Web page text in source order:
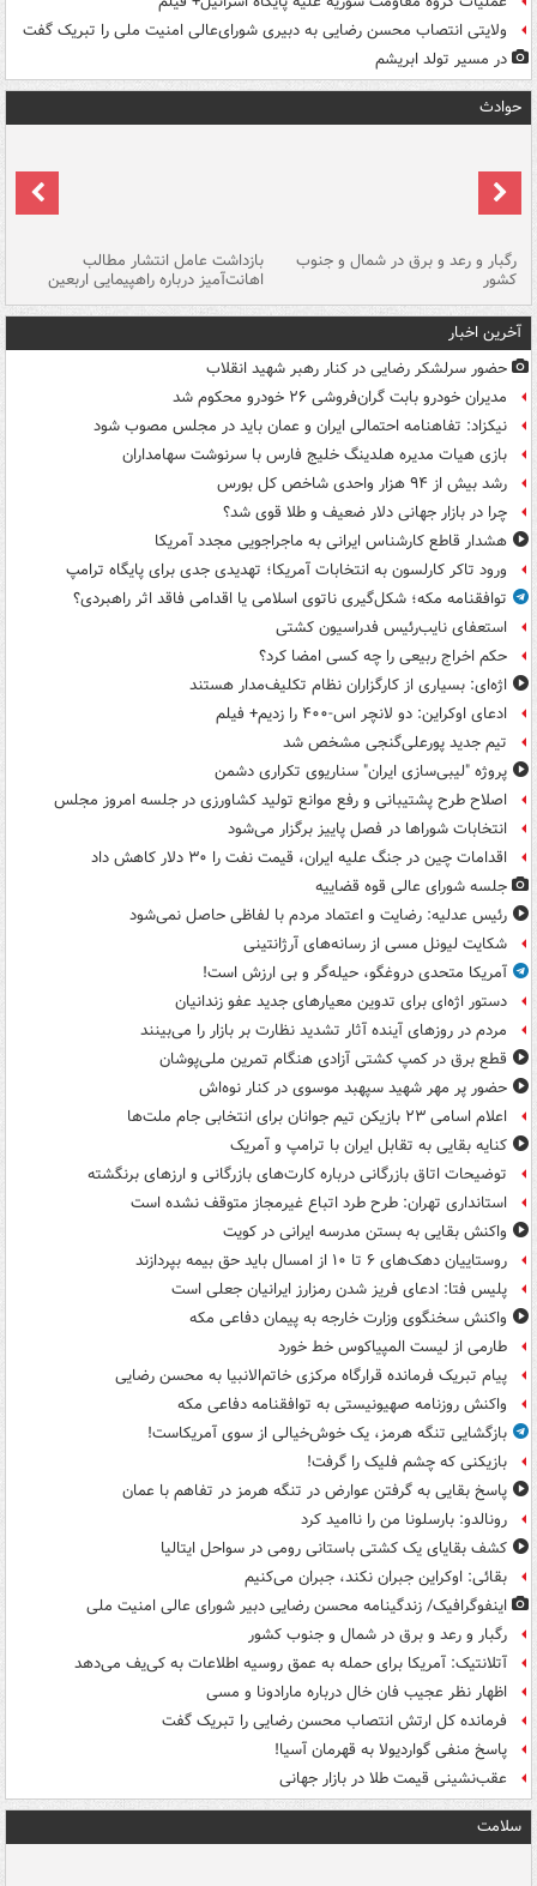
ولایتی انتصاب محسن رضایی به دبیری شورای‌عالی امنیت ملی را تبریک گفت
در مسیر تولد ابریشم
حوادث
رگبار و رعد و برق در شمال و جنوب
کشور
بازداشت عامل انتشار مطالب
اهانت‌آمیز درباره راهپیمایی اربعین
آخرین اخبار
حضور سرلشکر رضایی در کنار رهبر شهید انقلاب
مدیران خودرو بابت گران‌فروشی ۲۶ خودرو محکوم شد
نیکزاد: تفاهنامه احتمالی ایران و عمان باید در مجلس مصوب شود
بازی هیات مدیره هلدینگ خلیج فارس با سرنوشت سهامداران
رشد بیش از ۹۴ هزار واحدی شاخص کل بورس
چرا در بازار جهانی دلار ضعیف و طلا قوی شد؟
هشدار قاطع کارشناس ایرانی به ماجراجویی مجدد آمریکا
ورود تاکر کارلسون به انتخابات آمریکا؛ تهدیدی جدی برای پایگاه ترامپ
توافقنامه مکه؛ شکل‌گیری ناتوی اسلامی یا اقدامی فاقد اثر راهبردی؟
استعفای نایب‌رئیس فدراسیون کشتی
حکم اخراج ربیعی را چه کسی امضا کرد؟
اژه‌ای: بسیاری از کارگزاران نظام تکلیف‌مدار هستند
ادعای اوکراین: دو لانچر اس-۴۰۰ را زدیم+ فیلم
تیم جدید پورعلی‌گنجی مشخص شد
پروژه "لیبی‌سازی ایران" سناریوی تکراری دشمن
اصلاح طرح پشتیبانی و رفع موانع تولید کشاورزی در جلسه امروز مجلس
انتخابات شوراها در فصل پاییز برگزار می‌شود
اقدامات چین در جنگ علیه ایران، قیمت نفت را ۳۰ دلار کاهش داد
جلسه شورای عالی قوه قضاییه
رئیس عدلیه: رضایت و اعتماد مردم با لفاظی حاصل نمی‌شود
شکایت لیونل مسی از رسانه‌های آرژانتینی
آمریکا متحدی دروغگو، حیله‌گر و بی ارزش است!
دستور اژه‌ای برای تدوین معیارهای جدید عفو زندانیان
مردم در روزهای آینده آثار تشدید نظارت بر بازار را می‌بینند
قطع برق در کمپ کشتی آزادی هنگام تمرین ملی‌پوشان
حضور پر مهر شهید سپهبد موسوی در کنار نوه‌اش
اعلام اسامی ۲۳ بازیکن تیم جوانان برای انتخابی جام ملت‌ها
کنایه بقایی به تقابل ایران با ترامپ و آمریک
توضیحات اتاق بازرگانی درباره کارت‌های بازرگانی و ارزهای برنگشته
استانداری تهران: طرح طرد اتباع غیرمجاز متوقف نشده است
واکنش بقایی به بستن مدرسه ایرانی در کویت
روستاییان دهک‌های ۶ تا ۱۰ از امسال باید حق بیمه بپردازند
پلیس فتا: ادعای فریز شدن رمزارز ایرانیان جعلی است
واکنش سخنگوی وزارت خارجه به پیمان دفاعی مکه
طارمی از لیست المپیاکوس خط خورد
پیام تبریک فرمانده قرارگاه مرکزی خاتم‌الانبیا به محسن رضایی
واکنش روزنامه صهیونیستی به توافقنامه دفاعی مکه
بازگشایی تنگه هرمز، یک خوش‌خیالی از سوی آمریکاست!
بازیکنی که چشم فلیک را گرفت!
پاسخ بقایی به گرفتن عوارض در تنگه هرمز در تفاهم با عمان
رونالدو: بارسلونا من را ناامید کرد
کشف بقایای یک کشتی باستانی رومی در سواحل ایتالیا
بقائی: اوکراین جبران نکند، جبران می‌کنیم
اینفوگرافیک/ زندگینامه محسن رضایی دبیر شورای عالی امنیت‌ ملی
رگبار و رعد و برق در شمال و جنوب کشور
آتلانتیک: آمریکا برای حمله به عمق روسیه اطلاعات به کی‌یف می‌دهد
اظهار نظر عجیب فان خال درباره مارادونا و مسی
فرمانده کل ارتش انتصاب محسن رضایی را تبریک گفت
پاسخ منفی گواردیولا به قهرمان آسیا!
عقب‌نشینی قیمت طلا در بازار جهانی
سلامت